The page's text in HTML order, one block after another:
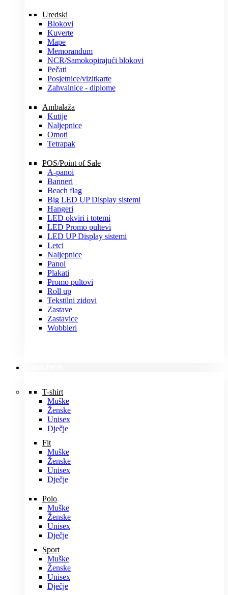
Uredski
Blokovi
Kuverte
Mape
Memorandum
NCR/Samokopirajući blokovi
Pečati
Posjetnice/vizitkarte
Zahvalnice - diplome
Ambalaža
Kutije
Naljepnice
Omoti
Tetrapak
POS/Point of Sale
A-panoi
Banneri
Beach flag
Big LED UP Display sistemi
Hangeri
LED okviri i totemi
LED Promo pultevi
LED UP Display sistemi
Letci
Naljepnice
Panoi
Plakati
Promo pultovi
Roll up
Tekstilni zidovi
Zastave
Zastavice
Wobbleri
T-shirt
Muške
Ženske
Unisex
Dječje
Fit
Muške
Ženske
Unisex
Dječje
Polo
Muške
Ženske
Unisex
Dječje
Sport
Muške
Ženske
Unisex
Dječje